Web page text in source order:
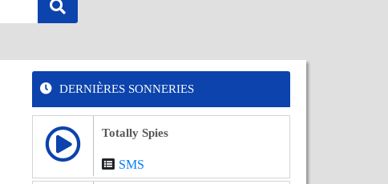
DERNIÈRES SONNERIES
Totally Spies
SMS